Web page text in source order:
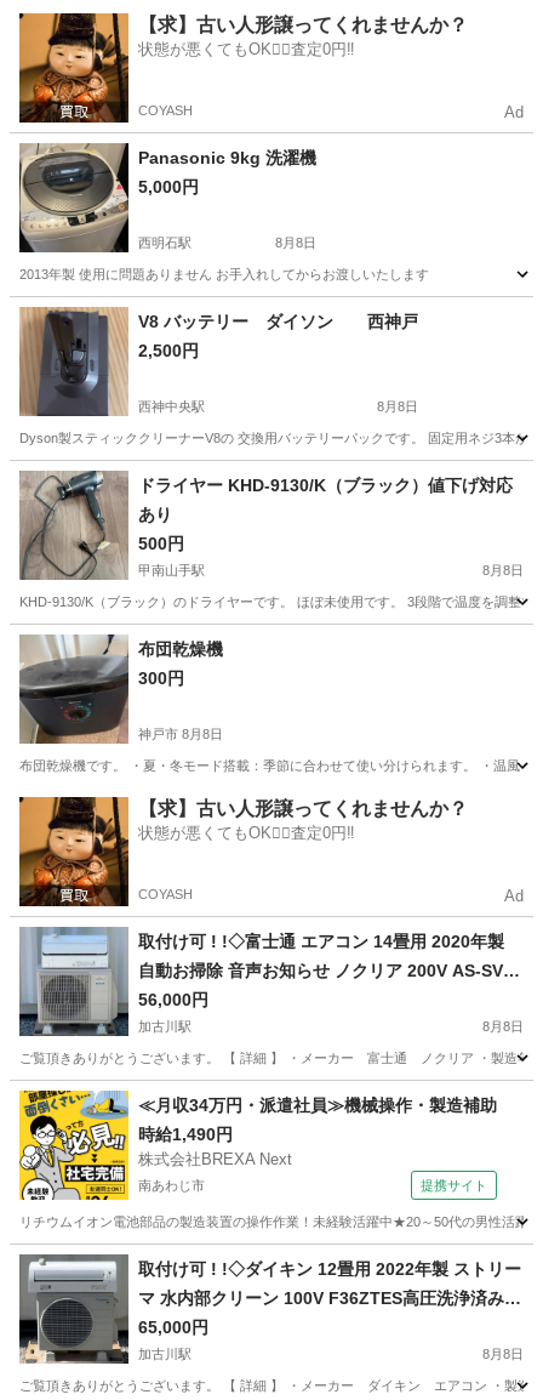
兵庫 加古川市 東加古川駅 季節、空調家電
【求】古い人形譲ってくれませんか？
状態が悪くてもOK🙆‍♀️査定0円‼️
COYASH Ad
Panasonic 9kg 洗濯機
5,000円
西明石駅 8月8日
2013年製 使用に問題ありません お手入れしてからお渡しいたします
兵庫 明石市 西明石駅 生活家電
V8 バッテリー ダイソン 西神戸
2,500円
西神中央駅 8月8日
Dyson製スティッククリーナーV8の 交換用バッテリーパックです。 固定用ネジ3本
兵庫 神戸市 西神中央駅
ドライヤー KHD-9130/K（ブラック）値下げ対応
あり
500円
甲南山手駅 8月8日
KHD-9130/K（ブラック）のドライヤーです。 ほぼ未使用です。 3段階で温度を調整
兵庫 神戸市 甲南山手駅
布団乾燥機
300円
神戸市 8月8日
布団乾燥機です。 ・夏・冬モード搭載：季節に合わせて使い分けられます。 ・温風
兵庫 神戸市 生活家電
【求】古い人形譲ってくれませんか？
状態が悪くてもOK🙆‍♀️査定0円‼️
COYASH Ad
取付け可 ! !◇富士通 エアコン 14畳用 2020年製
自動お掃除 音声お知らせ ノクリア 200V AS-SV40
K2W洗浄済み ! 保証付 ! 取り外し無料 ! !
56,000円
加古川駅 8月8日
ご覧頂きありがとうございます。 【 詳細 】 ・メーカー 富士通 ノクリア ・製造年
兵庫 加古川市 加古川駅 季節、空調家電 屋根
≪月収34万円・派遣社員≫機械操作・製造補助
時給1,490円
株式会社BREXA Next
南あわじ市 提携サイト
リチウムイオン電池部品の製造装置の操作作業！未経験活躍中★20～50代の男性活
兵庫 南あわじ市 その他
取付け可 ! !◇ダイキン 12畳用 2022年製 ストリー
マ 水内部クリーン 100V F36ZTES高圧洗浄済み !
保証付き！取り外し無料 ! !
65,000円
加古川駅 8月8日
ご覧頂きありがとうございます。 【 詳細 】 ・メーカー ダイキン エアコン ・製